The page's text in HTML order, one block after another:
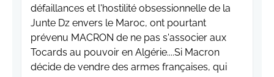
défaillances et l'hostilité obsessionnelle de la
Junte Dz envers le Maroc, ont pourtant
prévenu MACRON de ne pas s'associer aux
Tocards au pouvoir en Algérie....Si Macron
décide de vendre des armes françaises, qui